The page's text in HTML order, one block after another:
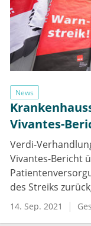
News
Vivantes-
Verdi-
Vivantes-Bericht
des Streiks
14. Sep. 2021